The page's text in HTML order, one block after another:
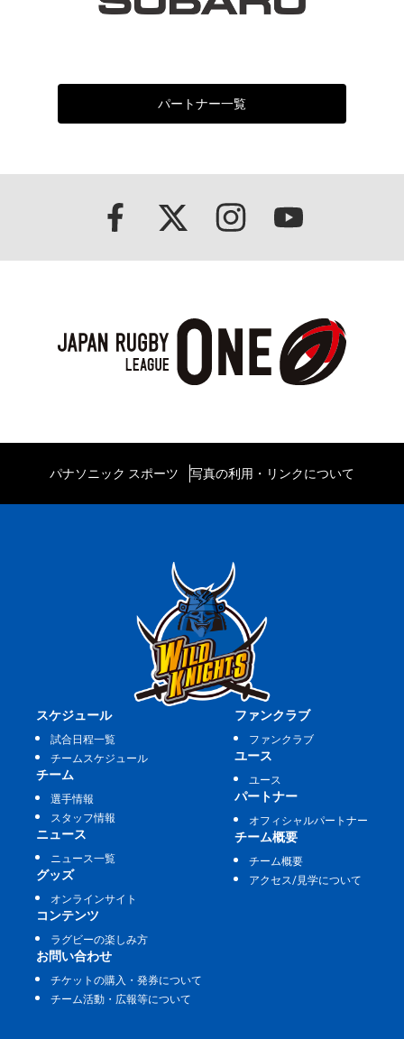
パートナー一覧
パナソニック スポーツ 写真の利用・リンクについて
スケジュール
試合日程一覧
チームスケジュール
チーム
選手情報
スタッフ情報
ニュース
ニュース一覧
グッズ
オンラインサイト
ファンクラブ
ファンクラブ
ユース
ユース
パートナー
オフィシャルパートナー
チーム概要
チーム概要
アクセス/見学について
コンテンツ
ラグビーの楽しみ方
お問い合わせ
チケットの購入・発券について
チーム活動・広報等について